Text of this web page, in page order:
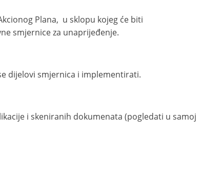
Plana, u sklopu kojeg će biti
smjernice za unaprijeđenje.
dijelovi smjernica i implementirati.
i skeniranih dokumenata (pogledati u samoj